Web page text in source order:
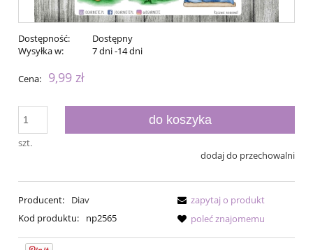
Dostępność:
Dostępny
Wysyłka w:
7 dni -14 dni
Cena: 9,99 zł
szt.
do koszyka
dodaj do przechowalni
Producent:
Diav
Kod produktu:
np2565
zapytaj o produkt
poleć znajomemu